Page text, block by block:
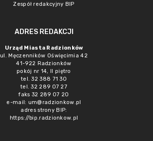
Zespół redakcyjny BIP
ADRES REDAKCJI
Urząd Miasta Radzionków
ul. Męczenników Oświęcimia 42
41-922 Radzionków
pokój nr 14, II piętro
tel. 32 388 71 30
tel. 32 289 07 27
faks 32 289 07 20
e-mail: um@radzionkow.pl
adres strony BIP:
https://bip.radzionkow.pl